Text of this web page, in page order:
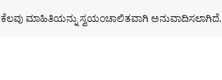
ಕೆಲವು ಮಾಹಿತಿಯನ್ನು ಸ್ವಯಂಚಾಲಿತವಾಗಿ ಅನುವಾದಿಸಲಾಗಿದೆ.